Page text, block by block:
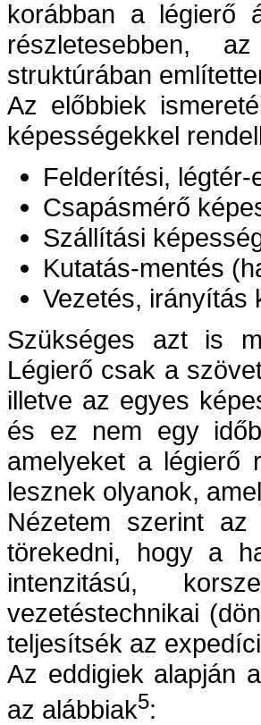
korábban a légierő
részletesebben,
struktúrában
Az előbbiek
képességekkel
Felderítési,
Csapásmérő
Szállítási
Kutatás-mentés
Vezetés, irányítás
Szükséges azt is
Légierő csak a
illetve az egyes
és ez nem egy
amelyeket a légierő
lesznek olyanok,
Nézetem szerint
törekedni, hogy a
intenzitású,
vezetéstechnikai
teljesítsék az
Az eddigiek alapján
az alábbiak5: